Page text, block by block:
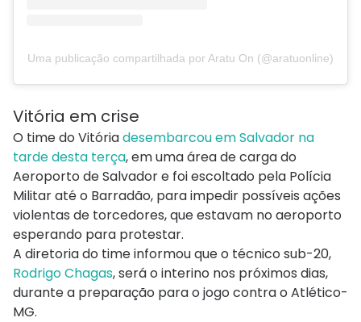
Uma publicação compartilhada por Aratu On (@aratuonline)
Vitória em crise
O time do Vitóriadesembarcou em Salvador na
tarde desta terça, em uma área de carga do
Aeroporto de Salvador e foi escoltado pela Polícia
Militar até o Barradão, para impedir possíveis ações
violentas de torcedores, que estavam no aeroporto
esperando para protestar.
A diretoria do time informou que o técnico sub-20,
Rodrigo Chagas, será o interino nos próximos dias,
durante a preparação para o jogo contra o Atlético-
MG.